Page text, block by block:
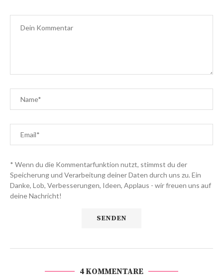
* Wenn du die Kommentarfunktion nutzt, stimmst du der
Speicherung und Verarbeitung deiner Daten durch uns zu. Ein
Danke, Lob, Verbesserungen, Ideen, Applaus - wir freuen uns auf
deine Nachricht!
4 KOMMENTARE